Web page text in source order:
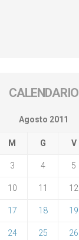
CALENDARIO
Agosto 2011
M G V
3 4 5
10 11 12
17 18 19
24 25 26